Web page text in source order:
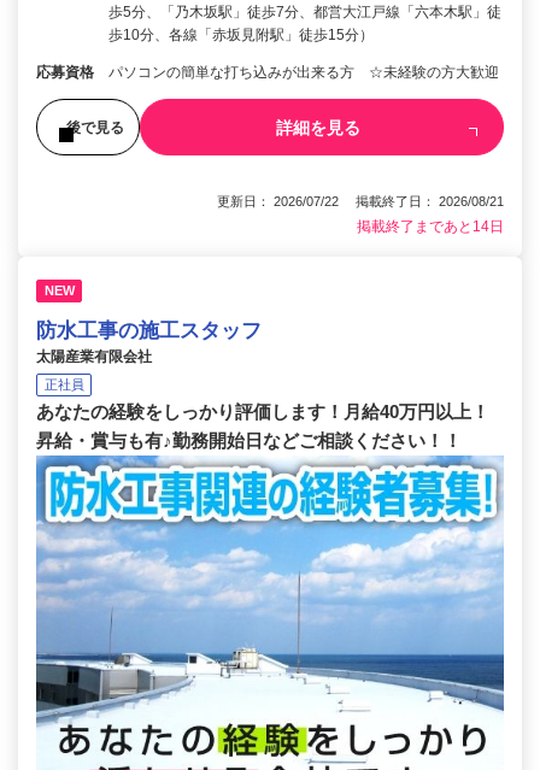
歩5分、「乃木坂駅」徒歩7分、都営大江戸線「六本木駅」徒
歩10分、各線「赤坂見附駅」徒歩15分）
応募資格 パソコンの簡単な打ち込みが出来る方 ☆未経験の方大歓迎
後で見る 詳細を見る
更新日： 2026/07/22 掲載終了日： 2026/08/21
掲載終了まであと14日
NEW
防水工事の施工スタッフ
太陽産業有限会社
正社員
あなたの経験をしっかり評価します！月給40万円以上！
昇給・賞与も有♪勤務開始日などご相談ください！！